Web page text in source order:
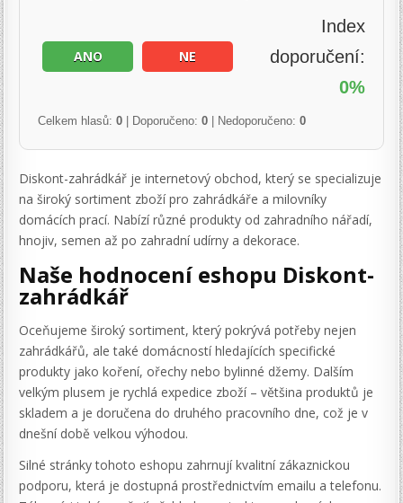
ANO NE
Index
doporučení:
0%
Celkem hlasů:0 | Doporučeno:0 | Nedoporučeno:0
Diskont-zahrádkář je internetový obchod, který se specializuje
na široký sortiment zboží pro zahrádkáře a milovníky
domácích prací. Nabízí různé produkty od zahradního nářadí,
hnojiv, semen až po zahradní udírny a dekorace.
Naše hodnocení eshopu Diskont-
zahrádkář
Oceňujeme široký sortiment, který pokrývá potřeby nejen
zahrádkářů, ale také domácností hledajících specifické
produkty jako koření, ořechy nebo bylinné džemy. Dalším
velkým plusem je rychlá expedice zboží – většina produktů je
skladem a je doručena do druhého pracovního dne, což je v
dnešní době velkou výhodou.
Silné stránky tohoto eshopu zahrnují kvalitní zákaznickou
podporu, která je dostupná prostřednictvím emailu a telefonu.